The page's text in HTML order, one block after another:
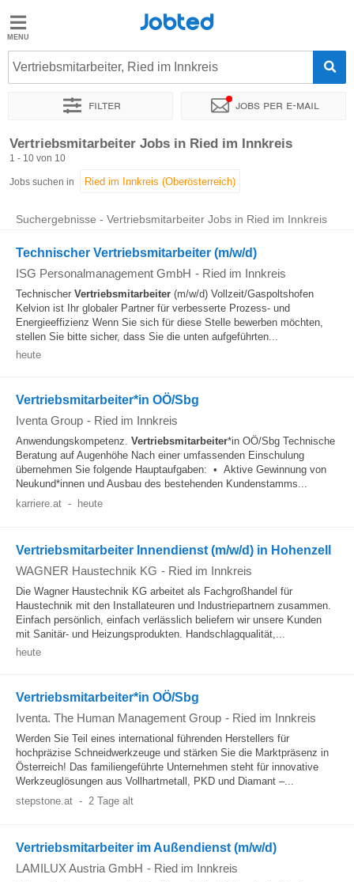
Jobted
Jobs
Jobted
Vertriebsmitarbeiter, Ried im Innkreis
Filter Jobs per e-mail
Sortieren nach Genauer Standort Unternehmen
Vertriebsmitarbeiter Jobs in Ried im Innkreis
1 - 10 von 10
Jobs suchen in
Suchergebnisse - Vertriebsmitarbeiter Jobs in Ried im Innkreis
Technischer Vertriebsmitarbeiter (m/w/d)
ISG Personalmanagement GmbH - Ried im Innkreis
Technischer Vertriebsmitarbeiter (m/w/d) Vollzeit/Gaspoltshofen
Kelvion ist Ihr globaler Partner für verbesserte Prozess- und
Energieeffizienz Wenn Sie sich für diese Stelle bewerben möchten,
stellen Sie bitte sicher, dass Sie die unten aufgeführten...
heute
Vertriebsmitarbeiter*in OÖ/Sbg
Iventa Group - Ried im Innkreis
Anwendungskompetenz. Vertriebsmitarbeiter*in OÖ/Sbg Technische
Beratung auf Augenhöhe Nach einer umfassenden Einschulung
übernehmen Sie folgende Hauptaufgaben: • Aktive Gewinnung von
Neukund*innen und Ausbau des bestehenden Kundenstamms...
karriere.at - heute
Vertriebsmitarbeiter Innendienst (m/w/d) in Hohenzell
WAGNER Haustechnik KG - Ried im Innkreis
Die Wagner Haustechnik KG arbeitet als Fachgroßhandel für
Haustechnik mit den Installateuren und Industriepartnern zusammen.
Einfach persönlich, einfach verlässlich beliefern wir unsere Kunden
mit Sanitär- und Heizungsprodukten. Handschlagqualität,...
heute
Vertriebsmitarbeiter*in OÖ/Sbg
Iventa. The Human Management Group - Ried im Innkreis
Werden Sie Teil eines international führenden Herstellers für
hochpräzise Schneidwerkzeuge und stärken Sie die Marktpräsenz in
Österreich! Das familiengeführte Unternehmen steht für innovative
Werkzeuglösungen aus Vollhartmetall, PKD und Diamant –...
stepstone.at - 2 Tage alt
Vertriebsmitarbeiter im Außendienst (m/w/d)
LAMILUX Austria GmbH - Ried im Innkreis